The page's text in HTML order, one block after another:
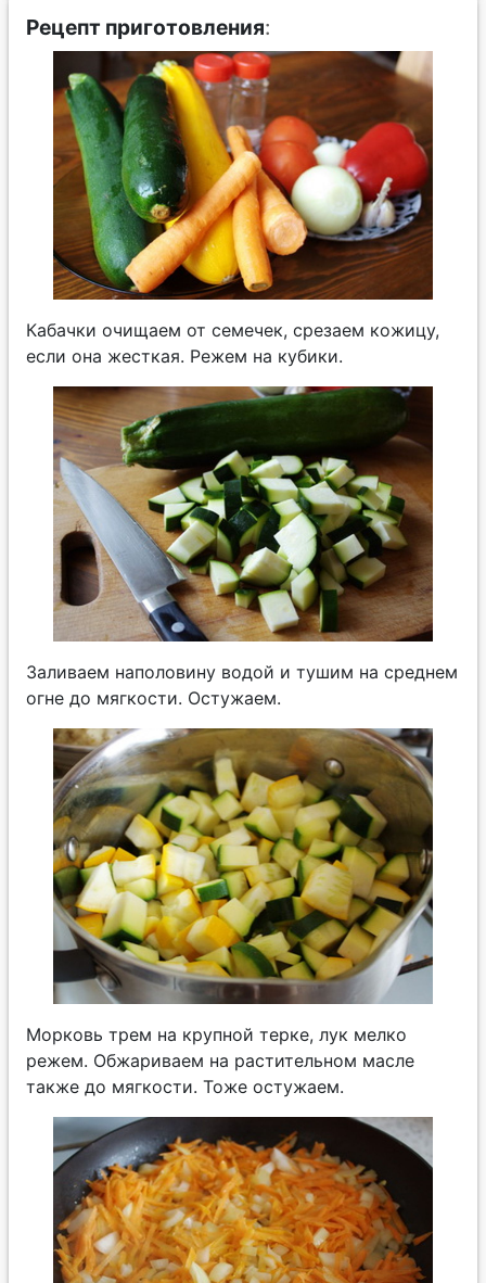
Рецепт приготовления:
Кабачки очищаем от семечек, срезаем кожицу,
если она жесткая. Режем на кубики.
Заливаем наполовину водой и тушим на среднем
огне до мягкости. Остужаем.
Морковь трем на крупной терке, лук мелко
режем. Обжариваем на растительном масле
также до мягкости. Тоже остужаем.